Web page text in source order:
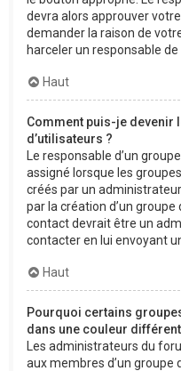
devra alors approuver
demander la raison de
harceler un responsable
Haut
Comment puis-je devenir
d’utilisateurs ?
Le responsable d’un
assigné lorsque les
créés par un
par la création d’un
contact devrait être un
contacter en lui envoyant
Haut
Pourquoi certains
dans une couleur
Les administrateurs du
aux membres d’un groupe